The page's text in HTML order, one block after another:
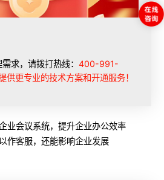
求，请拨打热线：400-991-
供更专业的技术方案和开通服务！
业会议系统，提升企业办公效率
作客服，还能影响企业发展